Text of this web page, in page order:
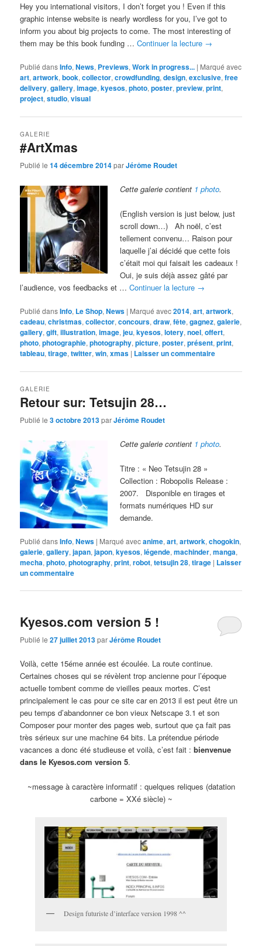
Hey you international visitors, I don’t forget you ! Even if this
graphic intense website is nearly wordless for you, I’ve got to
inform you about big projects to come. The most interesting of
them may be this book funding …Continuer la lecture →
Publié dansInfo,News, Previews,Work in progress... | Marqué avec
art,artwork,book,collector,crowdfunding,design,exclusive,free
delivery,gallery,image,kyesos,photo,poster,preview,print,
project,studio,visual
#ArtXmas
GALERIE
Publié le14 décembre 2014parJérôme Roudet
Cette galerie contient 1 photo.
(English version is just below, just
scroll down…) Ah noël, c’est
tellement convenu… Raison pour
laquelle j’ai décidé que cette fois
c’était moi qui faisait les cadeaux !
Oui, je suis déjà assez gâté par
l’audience, vos feedbacks et …Continuer la lecture →
Publié dansInfo, Le Shop,News | Marqué avec2014,art,artwork,
cadeau,christmas,collector,concours,draw,fête,gagnez,galerie,
gallery,gift,illustration,image,jeu,kyesos,lotery,noel,offert,
photo,photographie,photography,picture,poster,présent,print,
tableau,tirage,twitter,win,xmas | Laisser un commentaire
Retour sur: Tetsujin 28…
GALERIE
Publié le3 octobre 2013parJérôme Roudet
Cette galerie contient 1 photo.
Titre : « Neo Tetsujin 28 »
Collection : Robopolis Release :
2007. Disponible en tirages et
formats numériques HD sur
demande.
Publié dansInfo,News | Marqué avecanime,art,artwork,chogokin,
galerie,gallery,japan,japon,kyesos,légende,machinder,manga,
mecha,photo,photography,print,robot,tetsujin 28,tirage | Laisser
un commentaire
Kyesos.com version 5 !
Publié le27 juillet 2013parJérôme Roudet
Voilà, cette 15éme année est écoulée. La route continue.
Certaines choses qui se révèlent trop ancienne pour l’époque
actuelle tombent comme de vieilles peaux mortes. C’est
principalement le cas pour ce site car en 2013 il est peut être un
peu temps d’abandonner ce bon vieux Netscape 3.1 et son
Composer pour monter des pages web, surtout que ça fait pas
très sérieux sur une machine 64 bits. La prétendue période
vacances a donc été studieuse et voilà, c’est fait :bienvenue
dans le Kyesos.com version 5.
~message à caractère informatif : quelques reliques (datation
carbone = XXé siècle) ~
Design futuriste d’interface version 1998 ^^